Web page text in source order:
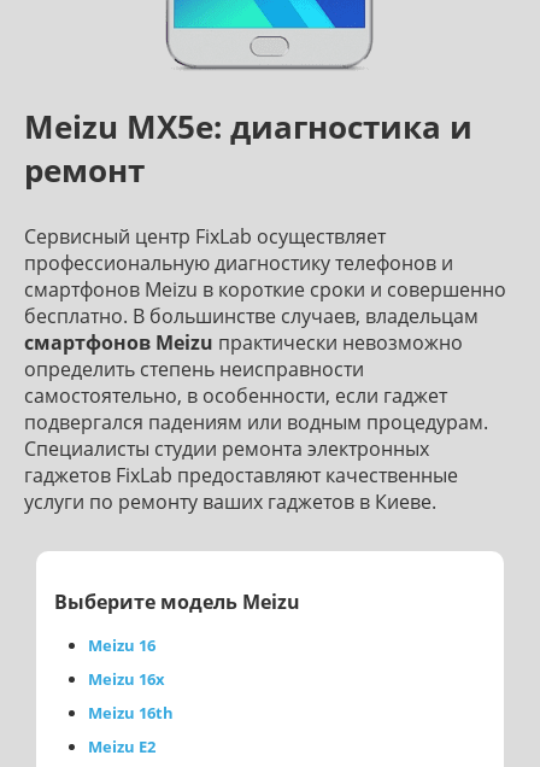
Meizu MX5e: диагностика и
ремонт
Сервисный центр FixLab осуществляет
профессиональную диагностику телефонов и
смартфонов Meizu в короткие сроки и совершенно
бесплатно. В большинстве случаев, владельцам
смартфонов Meizu практически невозможно
определить степень неисправности
самостоятельно, в особенности, если гаджет
подвергался падениям или водным процедурам.
Специалисты студии ремонта электронных
гаджетов FixLab предоставляют качественные
услуги по ремонту ваших гаджетов в Киеве.
Выберите модель Meizu
Meizu 16
Meizu 16x
Meizu 16th
Meizu E2